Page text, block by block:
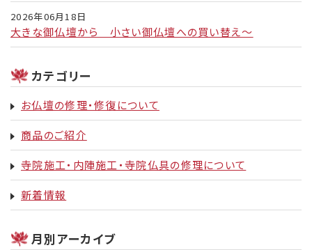
2026年06月18日
大きな御仏壇から 小さい御仏壇への買い替え～
カテゴリー
お仏壇の修理・修復について
商品のご紹介
寺院施工・内陣施工・寺院仏具の修理について
新着情報
月別アーカイブ